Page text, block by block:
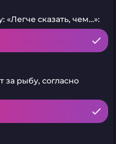
сказать, чем…»:
за рыбу, согласно